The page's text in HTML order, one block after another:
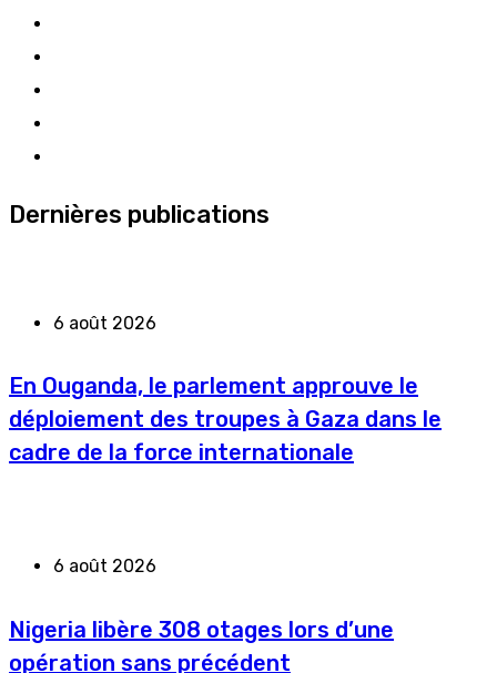
Dernières publications
6 août 2026
En Ouganda, le parlement approuve le
déploiement des troupes à Gaza dans le
cadre de la force internationale
6 août 2026
Nigeria libère 308 otages lors d’une
opération sans précédent